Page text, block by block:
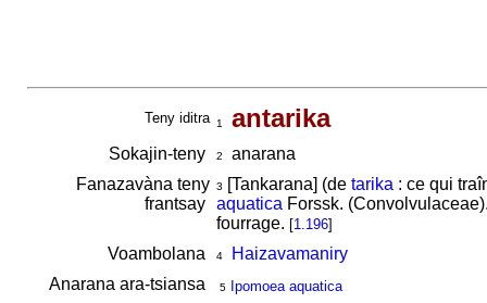
Teny iditra 1 antarika
Sokajin-teny 2
anarana
Fanazavàna teny
frantsay
3 [Tankarana] (de tarika : ce qui
aquatica Forssk.
fourrage. [1.196]
Voambolana 4
Haizavamaniry
Anarana ara-tsiansa
5 Ipomoea aquatica